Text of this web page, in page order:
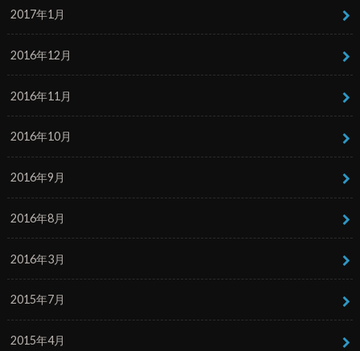
2017年1月
2016年12月
2016年11月
2016年10月
2016年9月
2016年8月
2016年3月
2015年7月
2015年4月